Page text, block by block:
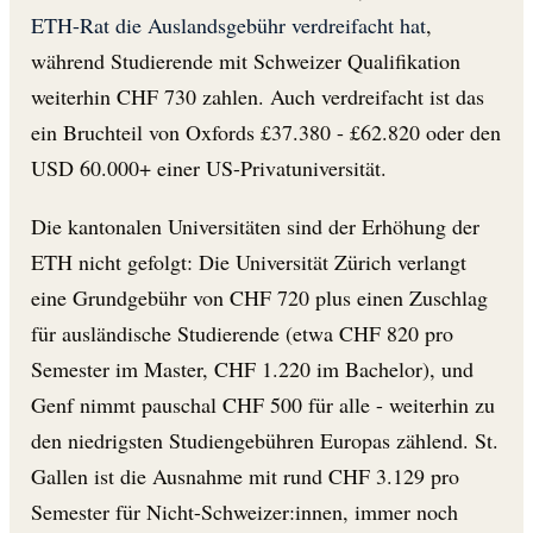
ETH-Rat die Auslandsgebühr verdreifacht hat,
während Studierende mit Schweizer Qualifikation
weiterhin CHF 730 zahlen. Auch verdreifacht ist das
ein Bruchteil von Oxfords £37.380 - £62.820 oder den
USD 60.000+ einer US-Privatuniversität.
Die kantonalen Universitäten sind der Erhöhung der
ETH nicht gefolgt: Die Universität Zürich verlangt
eine Grundgebühr von CHF 720 plus einen Zuschlag
für ausländische Studierende (etwa CHF 820 pro
Semester im Master, CHF 1.220 im Bachelor), und
Genf nimmt pauschal CHF 500 für alle - weiterhin zu
den niedrigsten Studiengebühren Europas zählend. St.
Gallen ist die Ausnahme mit rund CHF 3.129 pro
Semester für Nicht-Schweizer:innen, immer noch